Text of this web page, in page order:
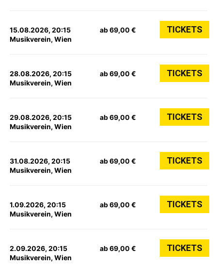
15.08.2026, 20:15
Musikverein, Wien
ab 69,00 € TICKETS
28.08.2026, 20:15
Musikverein, Wien
ab 69,00 € TICKETS
29.08.2026, 20:15
Musikverein, Wien
ab 69,00 € TICKETS
31.08.2026, 20:15
Musikverein, Wien
ab 69,00 € TICKETS
1.09.2026, 20:15
Musikverein, Wien
ab 69,00 € TICKETS
2.09.2026, 20:15
Musikverein, Wien
ab 69,00 € TICKETS